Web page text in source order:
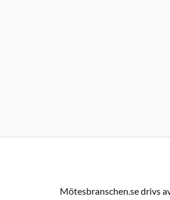
Mötesbranschen.se drivs